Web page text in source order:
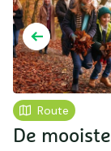
Route
De mooiste